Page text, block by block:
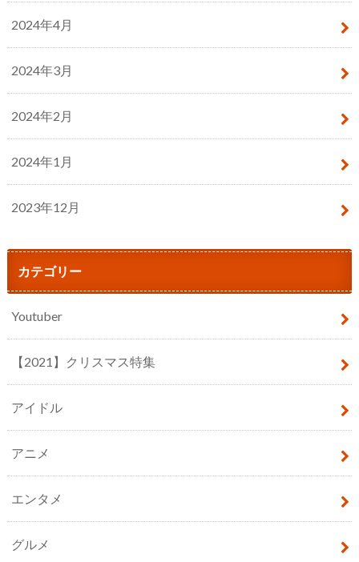
2024年4月
2024年3月
2024年2月
2024年1月
2023年12月
カテゴリー
Youtuber
【2021】クリスマス特集
アイドル
アニメ
エンタメ
グルメ